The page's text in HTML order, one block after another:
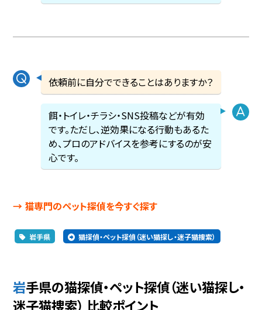
依頼前に自分でできることはありますか？
餌・トイレ・チラシ・SNS投稿などが有効
です。ただし、逆効果になる行動もあるた
め、プロのアドバイスを参考にするのが安
心です。
→ 猫専門のペット探偵を今すぐ探す
岩手県 猫探偵・ペット探偵（迷い猫探し・迷子猫捜索）
岩手県の猫探偵・ペット探偵（迷い猫探し・
迷子猫捜索） 比較ポイント